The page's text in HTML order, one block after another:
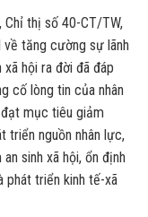
Chỉ thị số 40-CT/TW,
tăng cường sự lãnh
hội ra đời đã đáp
cố lòng tin của nhân
mục tiêu giảm
triển nguồn nhân lực,
sinh xã hội, ổn định
phát triển kinh tế-xã